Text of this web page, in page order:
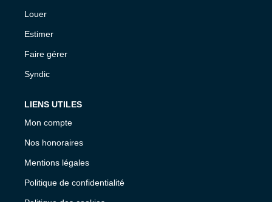
Louer
Estimer
Faire gérer
Syndic
LIENS UTILES
Mon compte
Nos honoraires
Mentions légales
Politique de confidentialité